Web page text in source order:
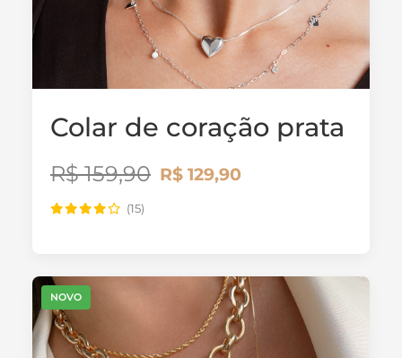
Colar de coração prata
R$ 159,90 R$ 129,90
(15)
NOVO